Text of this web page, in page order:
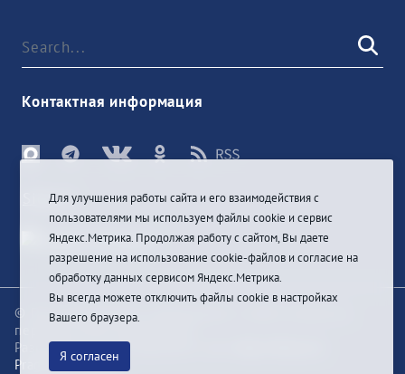
Контактная информация
Sign In
© При цитировании информации с сайта ссылка на
первоисточник обязательна
Разработка и техподдержка сайта
Pragmatic Studio
Для улучшения работы сайта и его взаимодействия с
пользователями мы используем файлы cookie и сервис
Яндекс.Метрика. Продолжая работу с сайтом, Вы даете
разрешение на использование cookie-файлов и согласие на
обработку данных сервисом Яндекс.Метрика.
Вы всегда можете отключить файлы cookie в настройках
Вашего браузера.
Я согласен